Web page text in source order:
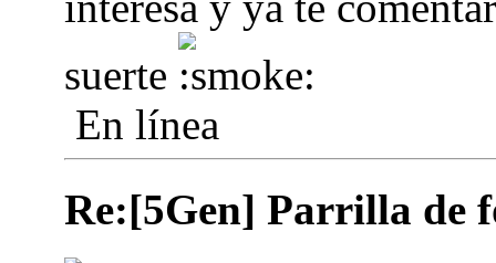
suerte
En línea
Re:[5Gen] Parrilla de